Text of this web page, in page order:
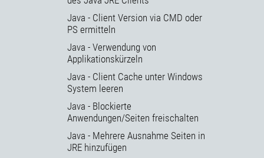
Java - Client Version via CMD oder
PS ermitteln
Java - Verwendung von
Applikationskürzeln
Java - Client Cache unter Windows
System leeren
Java - Blockierte
Anwendungen/Seiten freischalten
Java - Mehrere Ausnahme Seiten in
JRE hinzufügen